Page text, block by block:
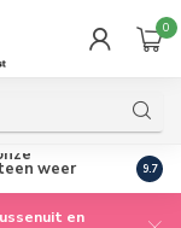
0
weer 9.7
en